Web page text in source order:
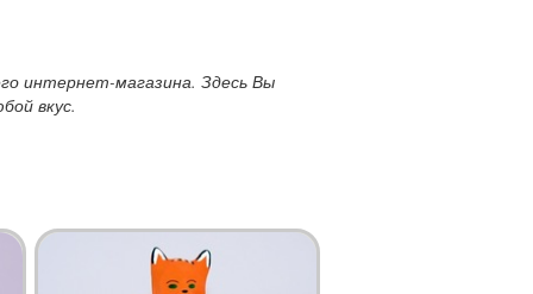
интернет-магазина. Здесь Вы
вкус.